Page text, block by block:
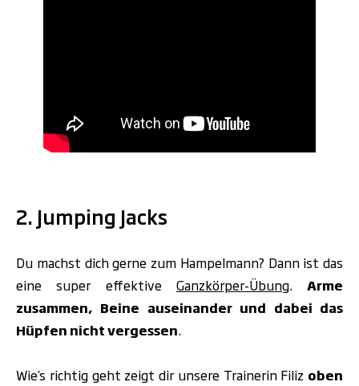
2. Jumping Jacks
Du machst dich gerne zum Hampelmann? Dann ist das
eine super effektive Ganzkörper-Übung.
Arme
zusammen, Beine auseinander und dabei das
Hüpfen nicht vergessen.
Wie’s richtig geht zeigt dir unsere Trainerin Filiz oben